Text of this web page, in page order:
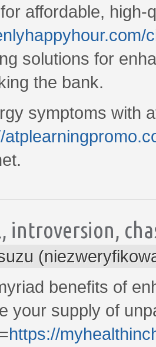
affordable,
solutions for
the bank.
symptoms with
introversion,
benefits of
your supply of
https://